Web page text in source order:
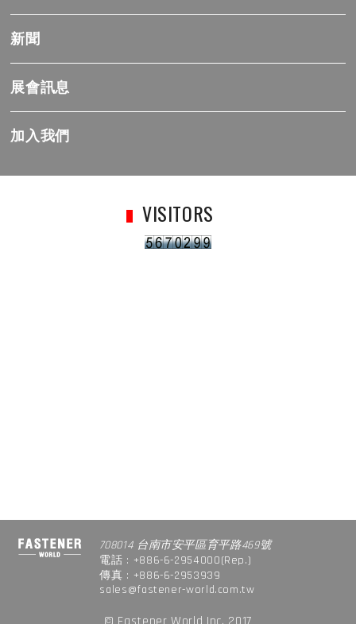
新聞
展會訊息
加入我們
VISITORS
708014 台南市安平區育平路469號
電話 : +886-6-2954000(Rep.)
傳真 : +886-6-2953939
sales@fastener-world.com.tw